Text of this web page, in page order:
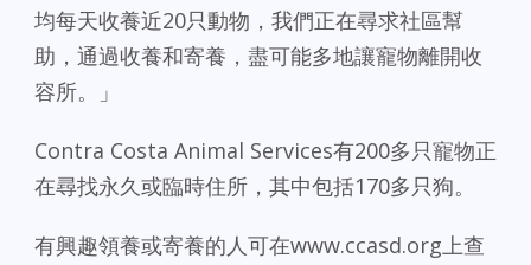
均每天收養近20只動物，我們正在尋求社區幫
助，通過收養和寄養，盡可能多地讓寵物離開收
容所。」
Contra Costa Animal Services有200多只寵物正
在尋找永久或臨時住所，其中包括170多只狗。
有興趣領養或寄養的人可在www.ccasd.org上查